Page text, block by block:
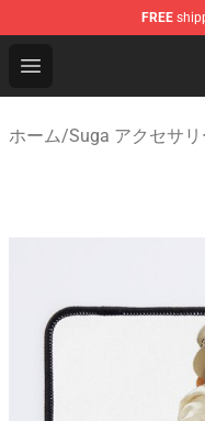
FREE
Open menu
Suga Shop -
ホーム/Suga アクセサリ